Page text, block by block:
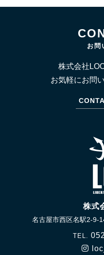
お問
株式会社
お気軽にお問
株式
名古屋市西区名駅2-9-
TEL.